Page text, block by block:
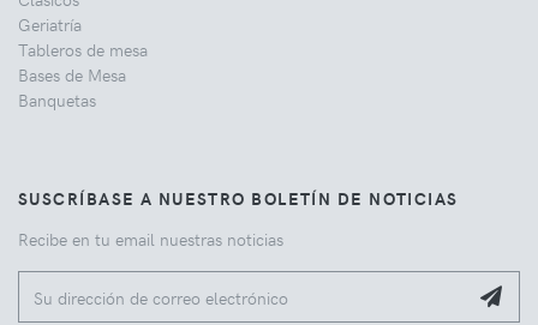
Geriatría
Tableros de mesa
Bases de Mesa
Banquetas
SUSCRÍBASE A NUESTRO BOLETÍN DE NOTICIAS
Recibe en tu email nuestras noticias